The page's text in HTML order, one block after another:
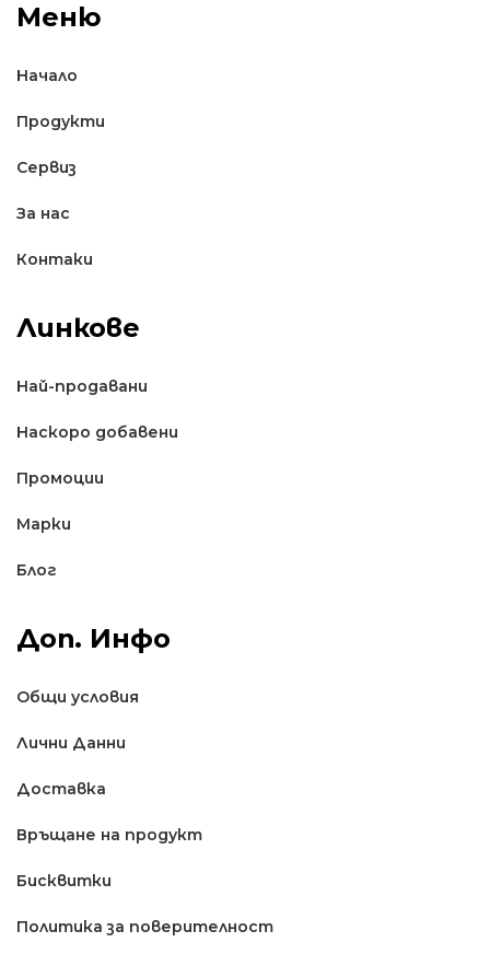
Меню
Начало
Продукти
Сервиз
За нас
Контаки
Линкове
Най-продавани
Наскоро добавени
Промоции
Марки
Блог
Доп. Инфо
Общи условия
Лични Данни
Доставкa
Връщане на продукт
Бисквитки
Политика за поверителност